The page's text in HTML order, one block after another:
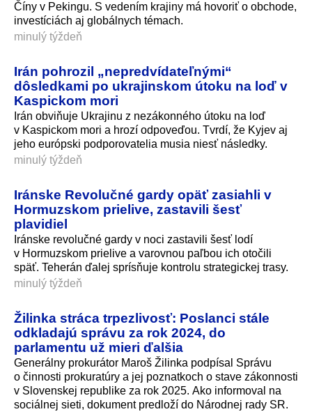
Číny v Pekingu. S vedením krajiny má hovoriť o obchode,
investíciách aj globálnych témach.
minulý týždeň
Irán pohrozil „nepredvídateľnými“
dôsledkami po ukrajinskom útoku na loď v
Kaspickom mori
Irán obviňuje Ukrajinu z nezákonného útoku na loď
v Kaspickom mori a hrozí odpoveďou. Tvrdí, že Kyjev aj
jeho európski podporovatelia musia niesť následky.
minulý týždeň
Iránske Revolučné gardy opäť zasiahli v
Hormuzskom prielive, zastavili šesť
plavidiel
Iránske revolučné gardy v noci zastavili šesť lodí
v Hormuzskom prielive a varovnou paľbou ich otočili
späť. Teherán ďalej sprísňuje kontrolu strategickej trasy.
minulý týždeň
Žilinka stráca trpezlivosť: Poslanci stále
odkladajú správu za rok 2024, do
parlamentu už mieri ďalšia
Generálny prokurátor Maroš Žilinka podpísal Správu
o činnosti prokuratúry a jej poznatkoch o stave zákonnosti
v Slovenskej republike za rok 2025. Ako informoval na
sociálnej sieti, dokument predloží do Národnej rady SR.